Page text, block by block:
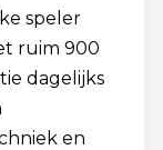
speler
ruim 900
dagelijks
en